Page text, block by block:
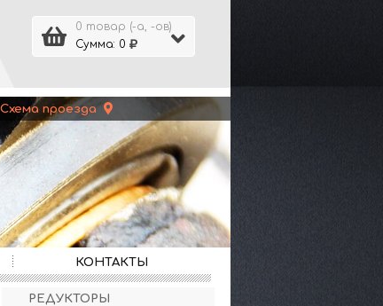
0 товар (-а, -ов)
Сумма: 0
Схема проезда
КОНТАКТЫ
РЕДУКТОРЫ